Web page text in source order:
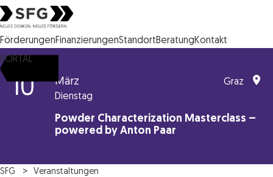
Steirische Wirtschaftsförderungsgesellschaft mbH SFG Logo
FörderungenFinanzierungenStandortBeratungKontakt
PORTAL
10 März
Dienstag
Powder Characterization Masterclass –
powered by Anton Paar
Graz
SFG Veranstaltungen